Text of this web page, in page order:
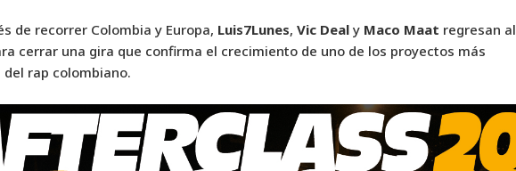
de recorrer Colombia y Europa, Luis7Lunes, Vic Dealy Maco Maat regresan al
cerrar una gira que confirma el crecimiento de uno de los proyectos más
del rap colombiano.